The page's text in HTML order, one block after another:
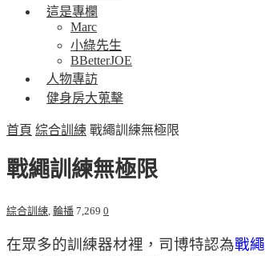
這是專欄
Marc
小綠先生
BBetterJOE
人物專訪
健身房大蒐擊
首頁 綜合訓練 戰繩訓練無極限
戰繩訓練無極限
綜合訓練 輪播 7,269 0
在眾多的訓練器材裡，司博特認為戰繩